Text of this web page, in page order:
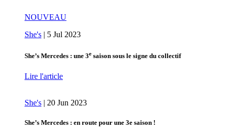
NOUVEAU
She's | 5 Jul 2023
She’s Mercedes : une 3e saison sous le signe du collectif
Lire l'article
She's | 20 Jun 2023
She’s Mercedes : en route pour une 3e saison !